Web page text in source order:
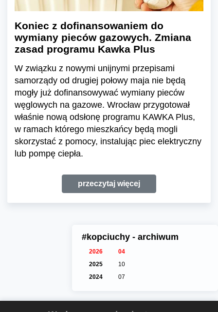
Koniec z dofinansowaniem do
wymiany pieców gazowych. Zmiana
zasad programu Kawka Plus
W związku z nowymi unijnymi przepisami
samorządy od drugiej połowy maja nie będą
mogły już dofinansowywać wymiany pieców
węglowych na gazowe. Wrocław przygotował
właśnie nową odsłonę programu KAWKA Plus,
w ramach którego mieszkańcy będą mogli
skorzystać z pomocy, instalując piec elektryczny
lub pompę ciepła.
przeczytaj więcej
#kopciuchy - archiwum
2026
04
2025
10
2024
07